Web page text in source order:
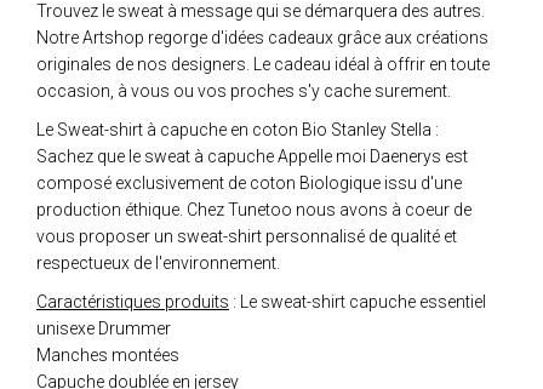
Trouvez le sweat à message qui se démarquera des autres.
Notre Artshop regorge d'idées cadeaux grâce aux créations
originales de nos designers. Le cadeau idéal à offrir en toute
occasion, à vous ou vos proches s'y cache surement.
Le Sweat-shirt à capuche en coton Bio Stanley Stella :
Sachez que le sweat à capuche Appelle moi Daenerys est
composé exclusivement de coton Biologique issu d'une
production éthique. Chez Tunetoo nous avons à coeur de
vous proposer un sweat-shirt personnalisé de qualité et
respectueux de l'environnement.
Caractéristiques produits : Le sweat-shirt capuche essentiel
unisexe Drummer
Manches montées
Capuche doublée en jersey